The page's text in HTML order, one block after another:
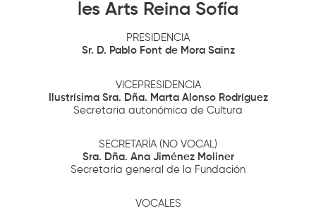
les Arts Reina Sofía
PRESIDENCIA
Sr. D. Pablo Font de Mora Sainz
VICEPRESIDENCIA
Ilustrísima Sra. Dña. Marta Alonso Rodríguez
Secretaria autonómica de Cultura
SECRETARÍA (NO VOCAL)
Sra. Dña. Ana Jiménez Moliner
Secretaria general de la Fundación
VOCALES